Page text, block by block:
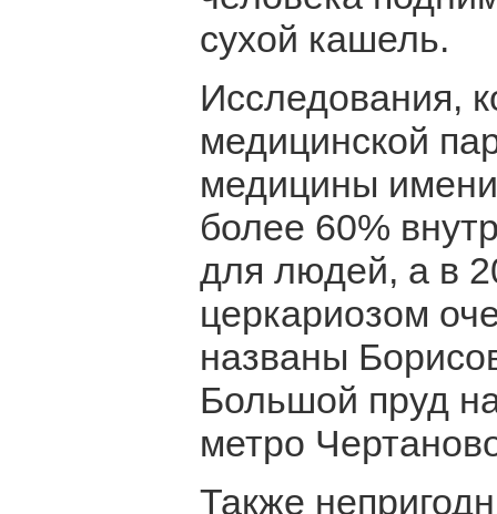
сухой кашель.
Исследования,
медицинской
медицины
более 60%
для людей, а в
церкариозом
названы
Большой пруд
метро
Также